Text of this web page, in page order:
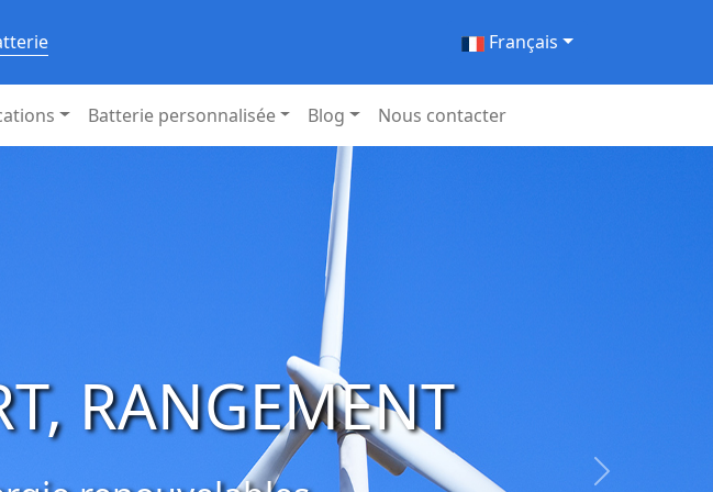
Français
Batterie personnalisée Blog Nous contacter
d'énergie par
et offrir une alimentation
Suivant